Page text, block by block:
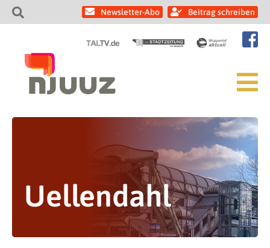
Newsletter-Abo Beitrag schreiben
Uellendahl